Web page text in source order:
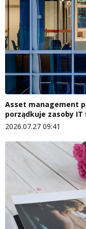
Asset management
porządkuje zasoby IT
2026.07.27 09:41